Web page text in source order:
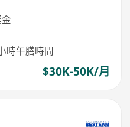
時午膳時間
$30K-50K/月